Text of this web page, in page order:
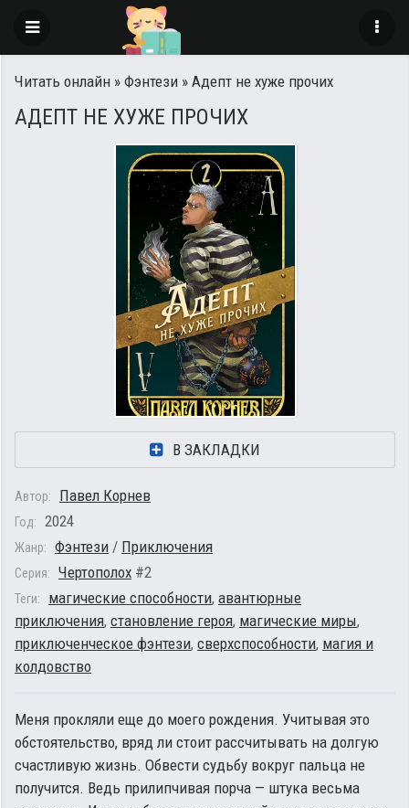
Читать онлайн » Фэнтези » Адепт не хуже прочих
АДЕПТ НЕ ХУЖЕ ПРОЧИХ
В ЗАКЛАДКИ
Автор: Павел Корнев
Год: 2024
Жанр: Фэнтези / Приключения
Серия: Чертополох #2
Теги: магические способности, авантюрные
приключения, становление героя, магические миры,
приключенческое фэнтези, сверхспособности, магия и
колдовство
Меня прокляли еще до моего рождения. Учитывая это
обстоятельство, вряд ли стоит рассчитывать на долгую
счастливую жизнь. Обвести судьбу вокруг пальца не
получится. Ведь прилипчивая порча — штука весьма